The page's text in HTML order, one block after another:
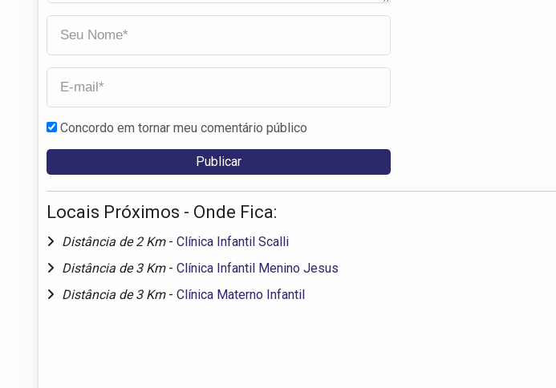
Concordo em tornar meu comentário público
Locais Próximos - Onde Fica:
Distância de 2 Km - Clínica Infantil Scalli
Distância de 3 Km - Clínica Infantil Menino Jesus
Distância de 3 Km - Clínica Materno Infantil